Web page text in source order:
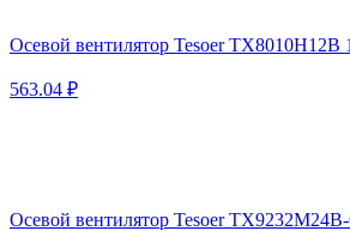
Осевой вентилятор Tesoer TX8010H12B
563.04 ₽
Осевой вентилятор Tesoer